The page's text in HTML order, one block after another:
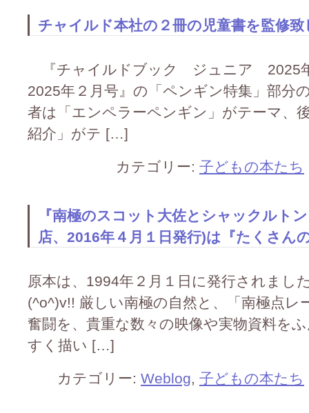
チャイルド本社の２冊の児童書を監修
『チャイルドブック ジュニア 2025
2025年２月号』の「ペンギン特集」部分
者は「エンペラーペンギン」がテーマ、
紹介」がテ […]
カテゴリー: 子どもの本たち
『南極のスコット大佐とシャックルト
店、2016年４月１日発行)は『たくさん
原本は、1994年２月１日に発行されまし
(^o^)v!! 厳しい南極の自然と、「南極点レ
奮闘を、貴重な数々の映像や実物資料を
すく描い […]
カテゴリー: Weblog, 子どもの本たち